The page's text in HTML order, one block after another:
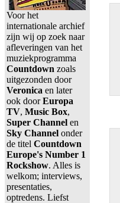
Voor het
internationale archief
zijn wij op zoek naar
afleveringen van het
muziekprogramma
Countdown zoals
uitgezonden door
Veronica en later
ook doorEuropa
TV, Music Box,
Super Channel en
Sky Channel onder
de titel Countdown
Europe's Number 1
Rockshow. Alles is
welkom; interviews,
presentaties,
optredens. Liefst